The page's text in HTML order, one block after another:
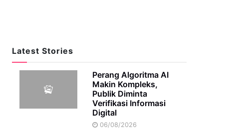
Latest Stories
Perang Algoritma AI
Makin Kompleks,
Publik Diminta
Verifikasi Informasi
Digital
06/08/2026